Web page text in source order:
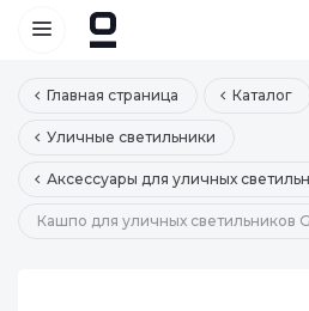
Главная страница Каталог
Уличные светильники
Аксессуары для уличных
Кашпо для уличных светильников